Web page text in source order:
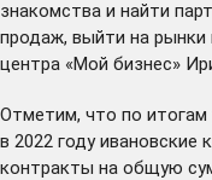
знакомства и найти
продаж, выйти на рынки
центра «Мой бизнес»
Отметим, что по итогам
в 2022 году ивановские
контракты на общую